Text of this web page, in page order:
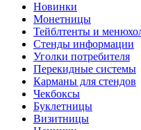
Новинки
Монетницы
Тейблтенты и
Стенды информации
Уголки потребителя
Перекидные системы
Карманы для стендов
Чекбоксы
Буклетницы
Визитницы